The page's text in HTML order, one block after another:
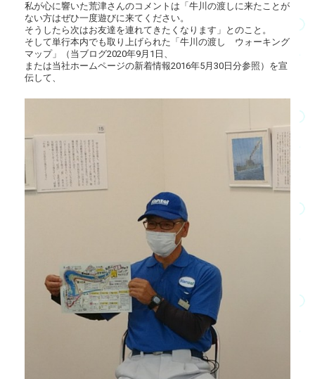
私が心に響いた荒津さんのコメントは「牛川の渡しに来たことが
ない方はぜひ一度遊びに来てください。
そうしたら次はお友達を連れてきたくなります」とのこと。
そして単行本内でも取り上げられた「牛川の渡し ウォーキング
マップ」（当ブログ2020年9月1日、
または当社ホームページの新着情報2016年5月30日分参照）を宣
伝して、